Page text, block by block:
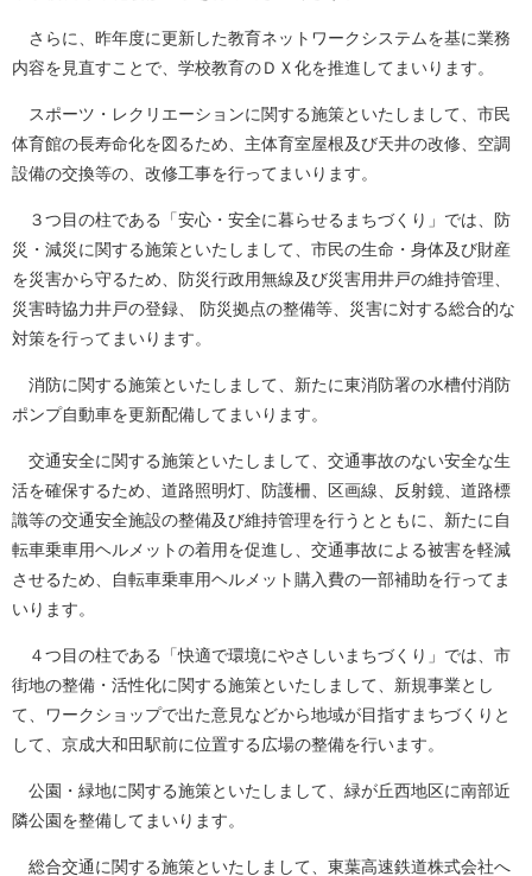
さらに、昨年度に更新した教育ネットワークシステムを基に業務
内容を見直すことで、学校教育のＤＸ化を推進してまいります。
スポーツ・レクリエーションに関する施策といたしまして、市民
体育館の長寿命化を図るため、主体育室屋根及び天井の改修、空調
設備の交換等の、改修工事を行ってまいります。
３つ目の柱である「安心・安全に暮らせるまちづくり」では、防
災・減災に関する施策といたしまして、市民の生命・身体及び財産
を災害から守るため、防災行政用無線及び災害用井戸の維持管理、
災害時協力井戸の登録、 防災拠点の整備等、災害に対する総合的な
対策を行ってまいります。
消防に関する施策といたしまして、新たに東消防署の水槽付消防
ポンプ自動車を更新配備してまいります。
交通安全に関する施策といたしまして、交通事故のない安全な生
活を確保するため、道路照明灯、防護柵、区画線、反射鏡、道路標
識等の交通安全施設の整備及び維持管理を行うとともに、新たに自
転車乗車用ヘルメットの着用を促進し、交通事故による被害を軽減
させるため、自転車乗車用ヘルメット購入費の一部補助を行ってま
いります。
４つ目の柱である「快適で環境にやさしいまちづくり」では、市
街地の整備・活性化に関する施策といたしまして、新規事業とし
て、ワークショップで出た意見などから地域が目指すまちづくりと
して、京成大和田駅前に位置する広場の整備を行います。
公園・緑地に関する施策といたしまして、緑が丘西地区に南部近
隣公園を整備してまいります。
総合交通に関する施策といたしまして、東葉高速鉄道株式会社へ